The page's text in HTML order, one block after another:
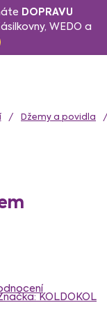
DOPRAVU
WEDO a
Džemy a povidla
KOLDOKOL